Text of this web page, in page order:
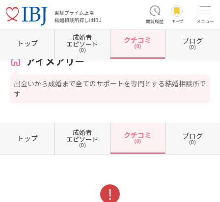
東証プライム上場
結婚相談所探しはIBJ
閲覧履歴 キープ メニュー
ホーム 埼玉県の結婚相談所 埼玉県和光市 アイメアリー クチコミ一覧
アイメアリー
出会いから成婚まで全てのサポートを専門とする結婚相談所で
す
トップ
成婚者
エピソード
(0)
クチコミ
(0)
ブログ
(0)
トップ
成婚者
エピソード
(0)
クチコミ
(0)
ブログ
(0)